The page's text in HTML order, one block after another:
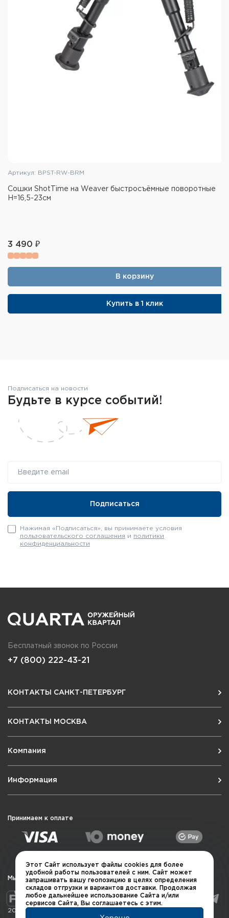
Длина ножек в сложенном состоянии: 198мм
Длина ножек в разложенном состоянии: 310мм
Высота сошек в сложенном состоянии: 195мм
Высота сошек в разложенном состоянии:
Артикул: BPST-RW-BRM
Сошки ShotTime на Weaver быстросъёмные поворотные
H=16,5-23см
3 490 ₽
В корзину
Купить в 1 клик
Подписаться на новости
Будьте в курсе событий!
Нажимая «Подписаться», вы принимаете условия
пользовательского соглашения и политики
конфиденциальности
Бесплатный звонок по России
+7 (800) 222-43-21
КОНТАКТЫ САНКТ-ПЕТЕРБУРГ
КОНТАКТЫ МОСКВА
Компания
Информация
Принимаем к оплате
Мы в социальных сетях
2026 © QUARTA "Оружейный квартал"
Этот Сайт использует файлы cookies для более
удобной работы пользователей с ним. Сайт может
запрашивать вашу геопозицию в целях определения
складов отгрузки и вариантов доставки. Продолжая
любое дальнейшее использование Сайта и/или
сервисов Сайта, Вы соглашаетесь с этим.